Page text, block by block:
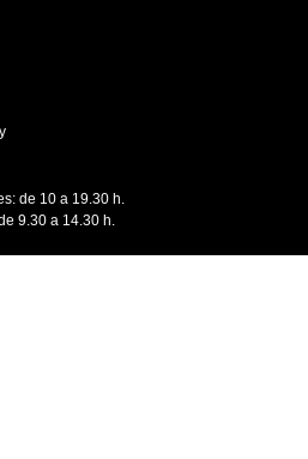
de 10 a 19.30 h.
9.30 a 14.30 h.